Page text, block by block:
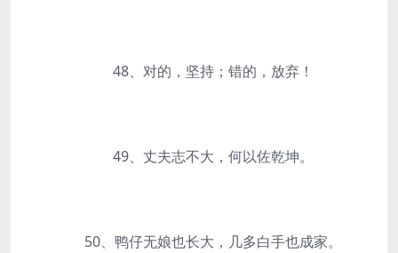
48、对的，坚持；错的，放弃！
49、丈夫志不大，何以佐乾坤。
50、鸭仔无娘也长大，几多白手也成家。